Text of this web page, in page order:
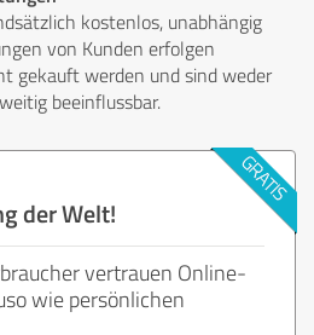
kostenlos, unabhängig
von Kunden erfolgen
gekauft werden und sind weder
beeinflussbar.
der Welt!
vertrauen Online-
wie persönlichen